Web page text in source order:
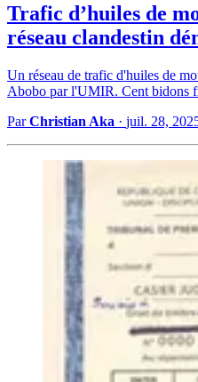
Trafic d’huiles de
réseau clandestin
Un réseau de trafic d'huiles de
Abobo par l'UMIR. Cent bidons
ParChristian Aka · juil. 28,